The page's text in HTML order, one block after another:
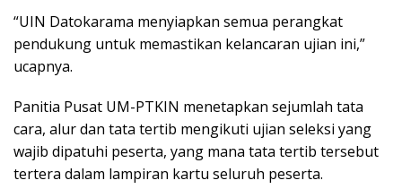
“UIN Datokarama menyiapkan semua perangkat
pendukung untuk memastikan kelancaran ujian ini,”
ucapnya.
Panitia Pusat UM-PTKIN menetapkan sejumlah tata
cara, alur dan tata tertib mengikuti ujian seleksi yang
wajib dipatuhi peserta, yang mana tata tertib tersebut
tertera dalam lampiran kartu seluruh peserta.